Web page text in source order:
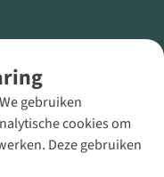
gebruiken
cookies om
Deze gebruiken